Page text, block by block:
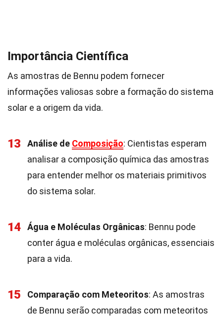
Importância Científica
As amostras de Bennu podem fornecer
informações valiosas sobre a formação do sistema
solar e a origem da vida.
13 Análise de Composição: Cientistas esperam
analisar a composição química das amostras
para entender melhor os materiais primitivos
do sistema solar.
14 Água e Moléculas Orgânicas: Bennu pode
conter água e moléculas orgânicas, essenciais
para a vida.
15 Comparação com Meteoritos: As amostras
de Bennu serão comparadas com meteoritos